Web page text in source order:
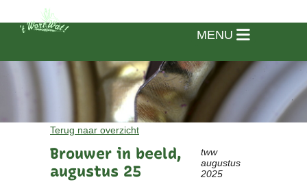
Terug naar overzicht
Brouwer in beeld,
augustus 25
tww
augustus
2025
MENU